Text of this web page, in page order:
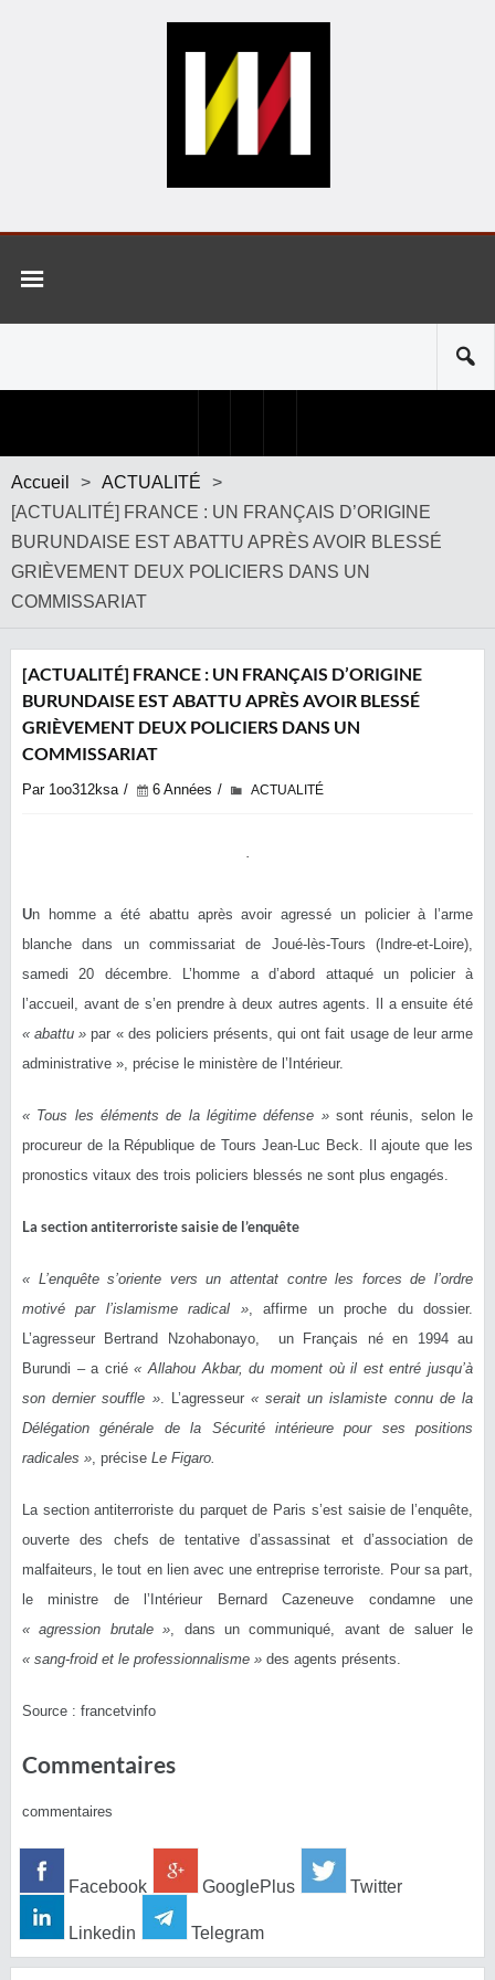
Accueil > ACTUALITÉ
>
[ACTUALITÉ] FRANCE : UN FRANÇAIS D’ORIGINE
BURUNDAISE EST ABATTU APRÈS AVOIR BLESSÉ
GRIÈVEMENT DEUX POLICIERS DANS UN
COMMISSARIAT
[ACTUALITÉ] FRANCE : UN FRANÇAIS D’ORIGINE
BURUNDAISE EST ABATTU APRÈS AVOIR BLESSÉ
GRIÈVEMENT DEUX POLICIERS DANS UN
COMMISSARIAT
Par 1oo312ksa 6 Années ACTUALITÉ
Un homme a été abattu après avoir agressé un policier à l’arme
blanche dans un commissariat de Joué-lès-Tours (Indre-et-Loire),
samedi 20 décembre. L’homme a d’abord attaqué un policier à
l’accueil, avant de s’en prendre à deux autres agents. Il a ensuite été
« abattu » par « des policiers présents, qui ont fait usage de leur arme
administrative », précise le ministère de l’Intérieur.
« Tous les éléments de la légitime défense »sont réunis, selon le
procureur de la République de Tours Jean-Luc Beck. Il ajoute que les
pronostics vitaux des trois policiers blessés ne sont plus engagés.
La section antiterroriste saisie de l’enquête
« L’enquête s’oriente vers un attentat contre les forces de l’ordre
motivé par l’islamisme radical », affirme un proche du dossier.
L’agresseur Bertrand Nzohabonayo, un Français né en 1994 au
Burundi – a crié« Allahou Akbar, du moment où il est entré jusqu’à
son dernier souffle ». L’agresseur « serait un islamiste connu de la
Délégation générale de la Sécurité intérieure pour ses positions
radicales », précise Le Figaro.
La section antiterroriste du parquet de Paris s’est saisie de l’enquête,
ouverte des chefs de tentative d’assassinat et d’association de
malfaiteurs, le tout en lien avec une entreprise terroriste. Pour sa part,
le ministre de l’Intérieur Bernard Cazeneuve condamne une
« agression brutale », dans un communiqué, avant de saluer le
« sang-froid et le professionnalisme » des agents présents.
Source : francetvinfo
Commentaires
commentaires
Facebook GooglePlus Twitter
Linkedin Telegram